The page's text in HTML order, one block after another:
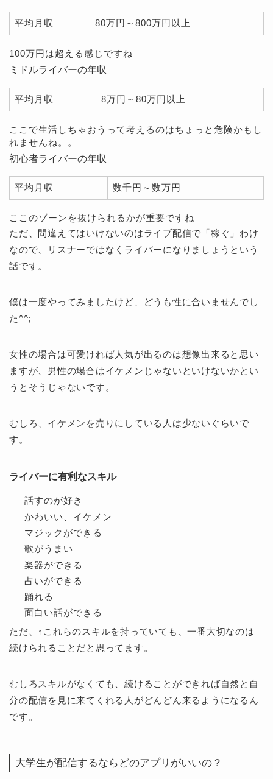
平均月収 80万円～800万円以上
100万円は超える感じですね
ミドルライバーの年収
平均月収 8万円～80万円以上
ここで生活しちゃおうって考えるのはちょっと危険かもし
れませんね。。
初心者ライバーの年収
平均月収 数千円～数万円
ここのゾーンを抜けられるかが重要ですね
ただ、間違えてはいけないのはライブ配信で「稼ぐ」わけ
なので、リスナーではなくライバーになりましょうという
話です。
僕は一度やってみましたけど、どうも性に合いませんでし
た^^;
女性の場合は可愛ければ人気が出るのは想像出来ると思い
ますが、男性の場合はイケメンじゃないといけないかとい
うとそうじゃないです。
むしろ、イケメンを売りにしている人は少ないぐらいで
す。
ライバーに有利なスキル
話すのが好き
かわいい、イケメン
マジックができる
歌がうまい
楽器ができる
占いができる
踊れる
面白い話ができる
ただ、↑これらのスキルを持っていても、一番大切なのは
続けられることだと思ってます。
むしろスキルがなくても、続けることができれば自然と自
分の配信を見に来てくれる人がどんどん来るようになるん
です。
大学生が配信するならどのアプリがいいの？